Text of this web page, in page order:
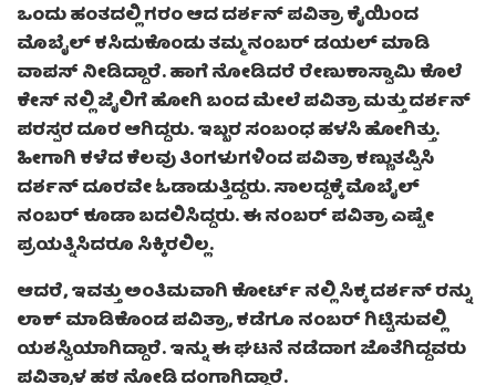
ಒಂದು ಹಂತದಲ್ಲಿ ಗರಂ ಆದ ದರ್ಶನ್ ಪವಿತ್ರಾ ಕೈಯಿಂದ
ಮೊಬೈಲ್ ಕಸಿದುಕೊಂಡು ತಮ್ಮ ನಂಬರ್ ಡಯಲ್ ಮಾಡಿ
ವಾಪಸ್ ನೀಡಿದ್ದಾರೆ. ಹಾಗೆ ನೋಡಿದರೆ ರೇಣುಕಾಸ್ವಾಮಿ ಕೊಲೆ
ಕೇಸ್ ನಲ್ಲಿ ಜೈಲಿಗೆ ಹೋಗಿ ಬಂದ ಮೇಲೆ ಪವಿತ್ರಾ ಮತ್ತು ದರ್ಶನ್
ಪರಸ್ಪರ ದೂರ ಆಗಿದ್ದರು. ಇಬ್ಬರ ಸಂಬಂಧ ಹಳಸಿ ಹೋಗಿತ್ತು.
ಹೀಗಾಗಿ ಕಳೆದ ಕೆಲವು ತಿಂಗಳುಗಳಿಂದ ಪವಿತ್ರಾ ಕಣ್ಣುತಪ್ಪಿಸಿ
ದರ್ಶನ್ ದೂರವೇ ಓಡಾಡುತ್ತಿದ್ದರು. ಸಾಲದ್ದಕ್ಕೆ ಮೊಬೈಲ್
ನಂಬರ್ ಕೂಡಾ ಬದಲಿಸಿದ್ದರು. ಈ ನಂಬರ್ ಪವಿತ್ರಾ ಎಷ್ಟೇ
ಪ್ರಯತ್ನಿಸಿದರೂ ಸಿಕ್ಕಿರಲಿಲ್ಲ.
ಆದರೆ, ಇವತ್ತು ಅಂತಿಮವಾಗಿ ಕೋರ್ಟ್ ನಲ್ಲಿ ಸಿಕ್ಕ ದರ್ಶನ್ ರನ್ನು
ಲಾಕ್ ಮಾಡಿಕೊಂಡ ಪವಿತ್ರಾ, ಕಡೆಗೂ ನಂಬರ್ ಗಿಟ್ಟಿಸುವಲ್ಲಿ
ಯಶಸ್ವಿಯಾಗಿದ್ದಾರೆ. ಇನ್ನು ಈ ಘಟನೆ ನಡೆದಾಗ ಜೊತೆಗಿದ್ದವರು